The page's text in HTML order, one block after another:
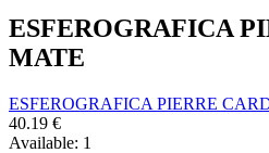
ESFEROGRAFICA
MATE
ESFEROGRAFICA PIERRE
40.19 €
Available: 1